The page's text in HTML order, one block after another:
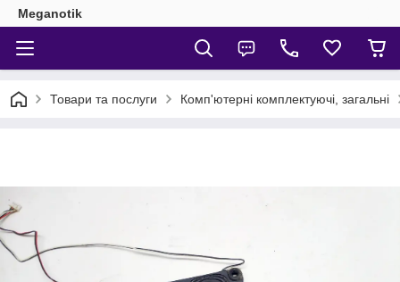
Meganotik
Товари та послуги Комп'ютерні комплектуючі, загальні